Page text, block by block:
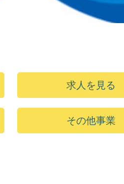
求人を見る
その他事業